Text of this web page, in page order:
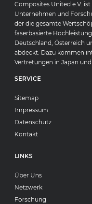
Composites United e.V.
Unternehmen und
der die gesamte
faserbasierte
Deutschland, Österreich
abdeckt. Dazu kommen
Vertretungen in Japan und
SERVICE
Sitemap
Impressum
Datenschutz
Kontakt
LINKS
Über Uns
Netzwerk
Forschung